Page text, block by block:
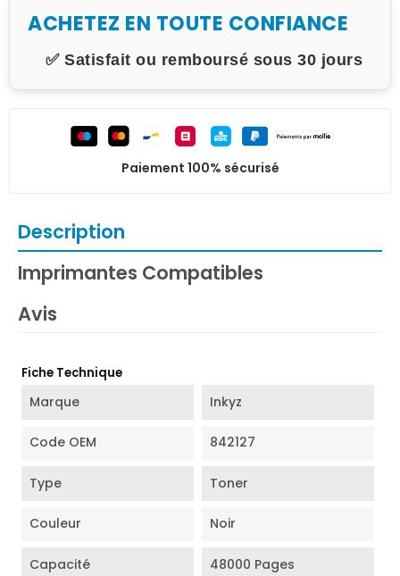
ACHETEZ EN TOUTE CONFIANCE
✅ Satisfait ou remboursé sous 30 jours
Paiement 100% sécurisé
Description
Imprimantes Compatibles
Avis
Fiche Technique
Marque Inkyz
Code OEM 842127
Type Toner
Couleur Noir
Capacité 48000 Pages